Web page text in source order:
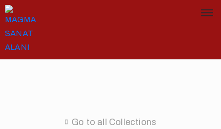
Go to all Collections